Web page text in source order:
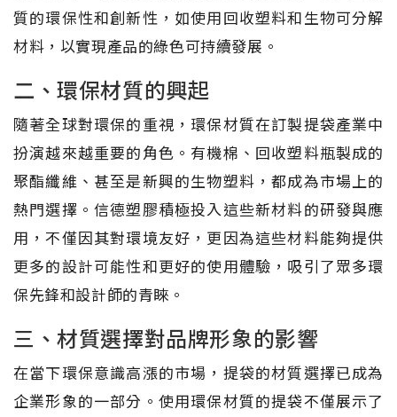
質的環保性和創新性，如使用回收塑料和生物可分解
材料，以實現產品的綠色可持續發展。
二、環保材質的興起
隨著全球對環保的重視，環保材質在訂製提袋產業中
扮演越來越重要的角色。有機棉、回收塑料瓶製成的
聚酯纖維、甚至是新興的生物塑料，都成為市場上的
熱門選擇。信德塑膠積極投入這些新材料的研發與應
用，不僅因其對環境友好，更因為這些材料能夠提供
更多的設計可能性和更好的使用體驗，吸引了眾多環
保先鋒和設計師的青睞。
三、材質選擇對品牌形象的影響
在當下環保意識高漲的市場，提袋的材質選擇已成為
企業形象的一部分。使用環保材質的提袋不僅展示了